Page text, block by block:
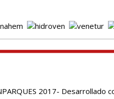
2017- Desarrollado